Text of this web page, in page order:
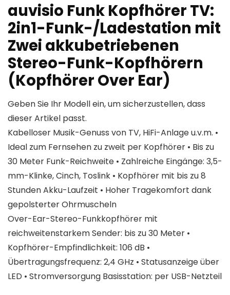
auvisio Funk Kopfhörer TV:
2in1-Funk-/Ladestation mit
Zwei akkubetriebenen
Stereo-Funk-Kopfhörern
(Kopfhörer Over Ear)
Geben Sie Ihr Modell ein, um sicherzustellen, dass
dieser Artikel passt.
Kabelloser Musik-Genuss von TV, HiFi-Anlage u.v.m. •
Ideal zum Fernsehen zu zweit per Kopfhörer • Bis zu
30 Meter Funk-Reichweite • Zahlreiche Eingänge: 3,5-
mm-Klinke, Cinch, Toslink • Kopfhörer mit bis zu 8
Stunden Akku-Laufzeit • Hoher Tragekomfort dank
gepolsterter Ohrmuscheln
Over-Ear-Stereo-Funkkopfhörer mit
reichweitenstarkem Sender: bis zu 30 Meter •
Kopfhörer-Empfindlichkeit: 106 dB •
Übertragungsfrequenz: 2,4 GHz • Statusanzeige über
LED • Stromversorgung Basisstation: per USB-Netzteil